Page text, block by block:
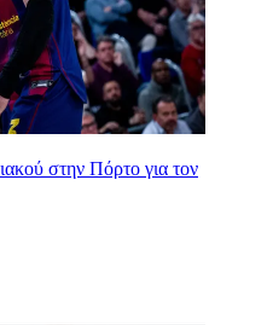
στην Πόρτο για τον